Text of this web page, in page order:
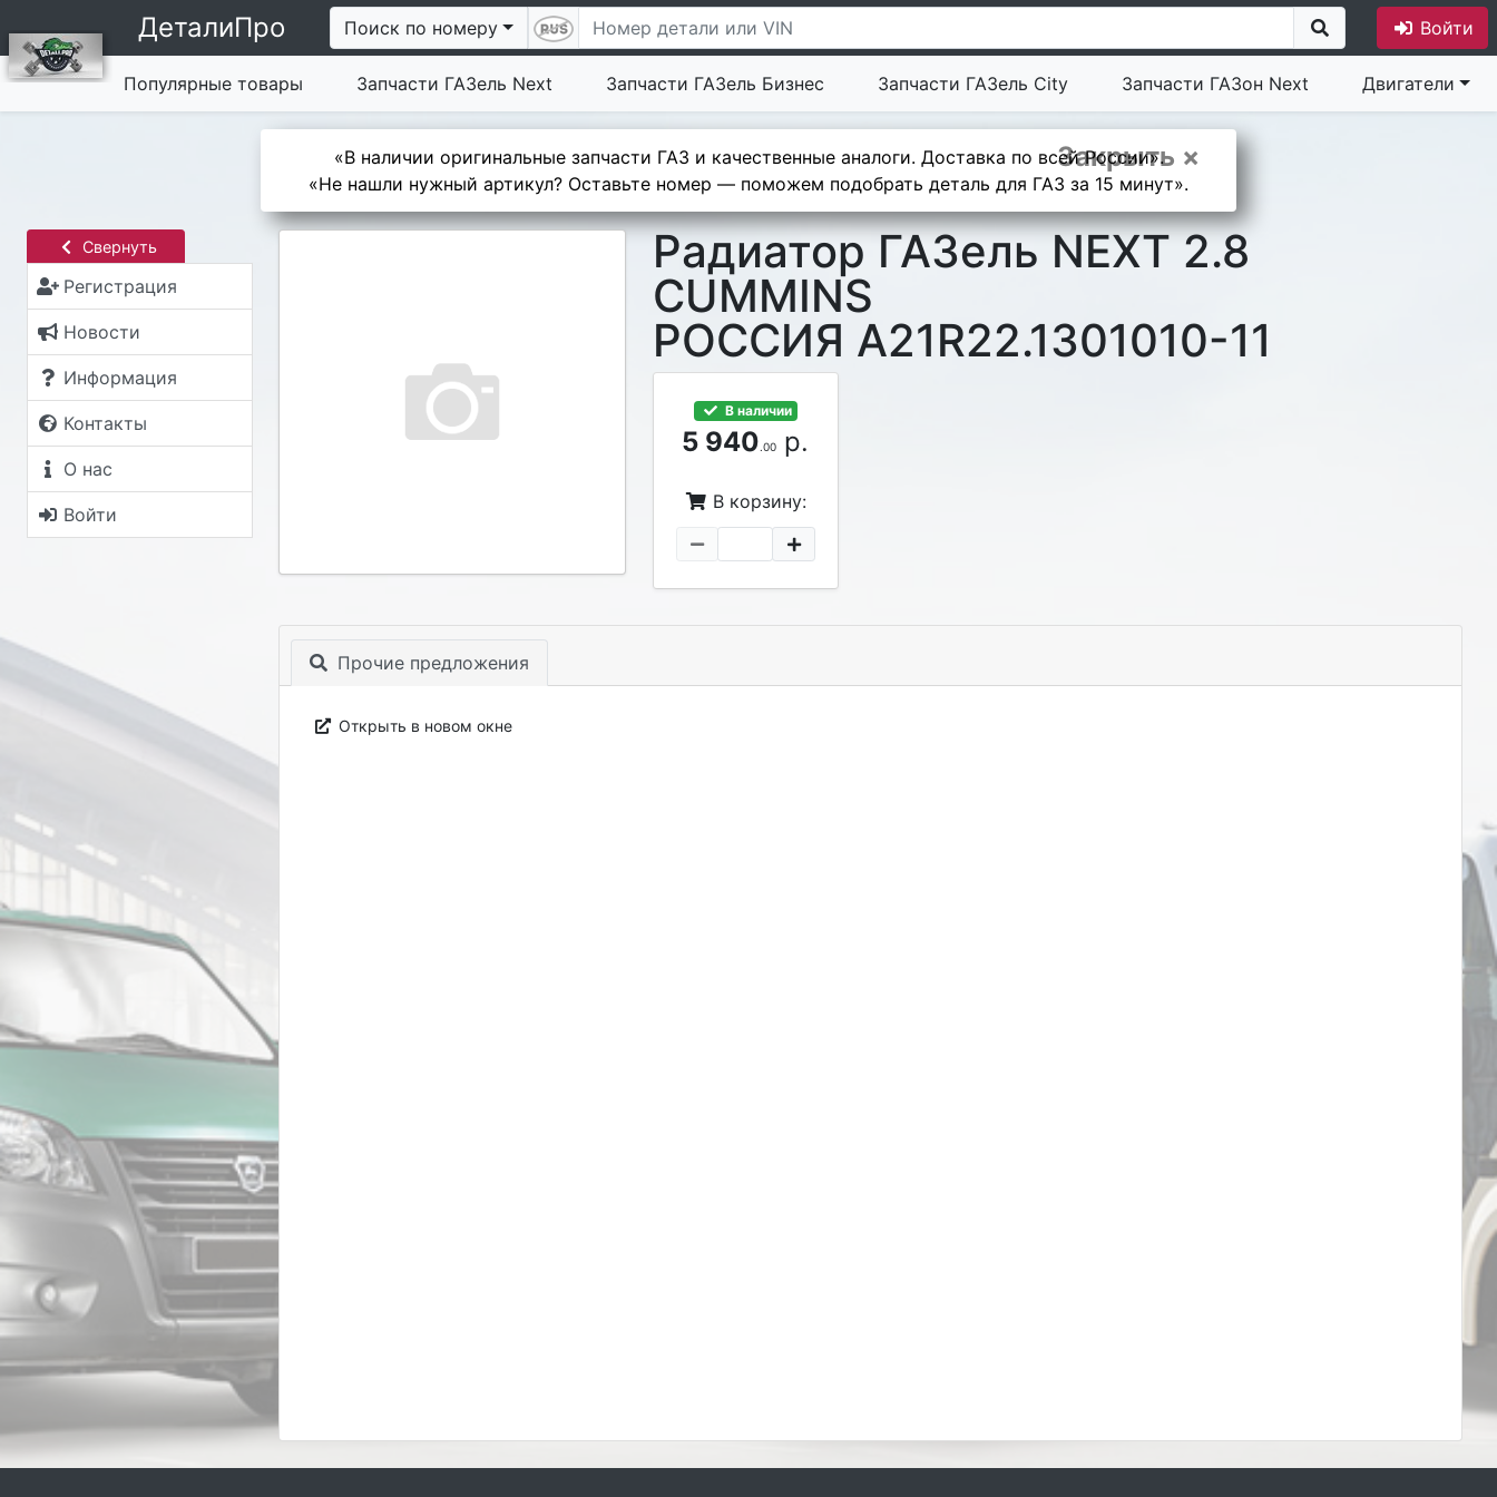
ДеталиПро Поиск по номеру Войти
Популярные товары Запчасти ГАЗель Next Запчасти ГАЗель Бизнес Запчасти ГАЗель City Запчасти ГАЗон Next Двигатели
Закрыть ×
«В наличии оригинальные запчасти ГАЗ и качественные аналоги. Доставка по всей России».
«Не нашли нужный артикул? Оставьте номер — поможем подобрать деталь для ГАЗ за 15 минут».
Свернуть
Регистрация
Новости
Информация
Контакты
О нас
Войти
Радиатор ГАЗель NEXT 2.8
CUMMINS
РОССИЯ A21R22.1301010-11
В наличии
5 940.00 р.
В корзину:
Прочие предложения
Открыть в новом окне